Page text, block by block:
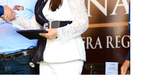
de Nuestra Señora de la
Decreto 27 de Septiembre, en
Agua, en la comunidad
edificios de...